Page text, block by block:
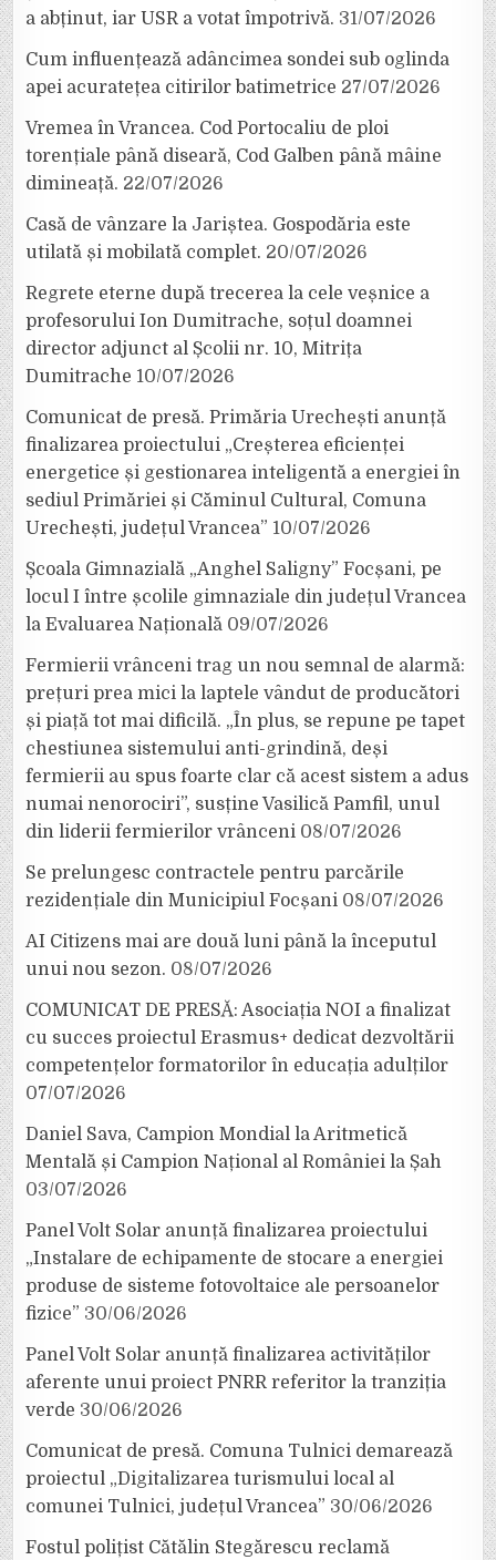
a abținut, iar USR a votat împotrivă. 31/07/2026
Cum influențează adâncimea sondei sub oglinda
apei acuratețea citirilor batimetrice 27/07/2026
Vremea în Vrancea. Cod Portocaliu de ploi
torențiale până diseară, Cod Galben până mâine
dimineață. 22/07/2026
Casă de vânzare la Jariștea. Gospodăria este
utilată și mobilată complet. 20/07/2026
Regrete eterne după trecerea la cele veșnice a
profesorului Ion Dumitrache, soțul doamnei
director adjunct al Școlii nr. 10, Mitrița
Dumitrache 10/07/2026
Comunicat de presă. Primăria Urechești anunță
finalizarea proiectului „Creșterea eficienței
energetice și gestionarea inteligentă a energiei în
sediul Primăriei și Căminul Cultural, Comuna
Urechești, județul Vrancea” 10/07/2026
Școala Gimnazială „Anghel Saligny” Focșani, pe
locul I între școlile gimnaziale din județul Vrancea
la Evaluarea Națională 09/07/2026
Fermierii vrânceni trag un nou semnal de alarmă:
prețuri prea mici la laptele vândut de producători
și piață tot mai dificilă. „În plus, se repune pe tapet
chestiunea sistemului anti-grindină, deși
fermierii au spus foarte clar că acest sistem a adus
numai nenorociri”, susține Vasilică Pamfil, unul
din liderii fermierilor vrânceni 08/07/2026
Se prelungesc contractele pentru parcările
rezidențiale din Municipiul Focșani 08/07/2026
AI Citizens mai are două luni până la începutul
unui nou sezon. 08/07/2026
COMUNICAT DE PRESĂ: Asociația NOI a finalizat
cu succes proiectul Erasmus+ dedicat dezvoltării
competențelor formatorilor în educația adulților
07/07/2026
Daniel Sava, Campion Mondial la Aritmetică
Mentală și Campion Național al României la Șah
03/07/2026
Panel Volt Solar anunță finalizarea proiectului
„Instalare de echipamente de stocare a energiei
produse de sisteme fotovoltaice ale persoanelor
fizice” 30/06/2026
Panel Volt Solar anunță finalizarea activităților
aferente unui proiect PNRR referitor la tranziția
verde 30/06/2026
Comunicat de presă. Comuna Tulnici demarează
proiectul „Digitalizarea turismului local al
comunei Tulnici, județul Vrancea” 30/06/2026
Fostul polițist Cătălin Stegărescu reclamă